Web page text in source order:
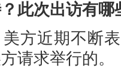
此次出访有哪
方近期不断
请求举行的。